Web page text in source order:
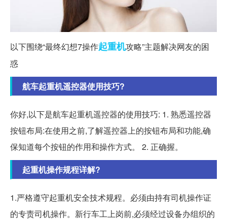
以下围绕“最终幻想7操作起重机攻略”主题解决网友的困
惑
航车起重机遥控器使用技巧?
你好,以下是航车起重机遥控器的使用技巧: 1. 熟悉遥控器
按钮布局:在使用之前,了解遥控器上的按钮布局和功能,确
保知道每个按钮的作用和操作方式。 2. 正确握。
起重机操作规程详解?
1.严格遵守起重机安全技术规程。必须由持有司机操作证
的专责司机操作。新行车工上岗前,必须经过设备办组织的